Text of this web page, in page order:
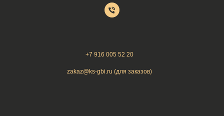
+7 916 005 52 20
zakaz@ks-gbi.ru (для заказов)